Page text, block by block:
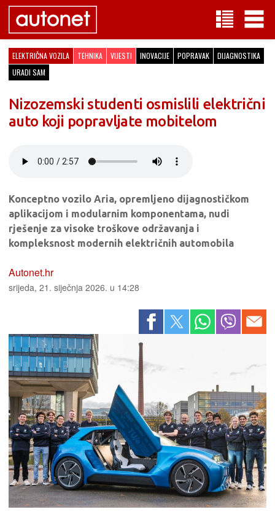
ELEKTRIČNA VOZILA TEHNIKA VIJESTI INOVACIJE POPRAVAK
DIJAGNOSTIKA
URADI SAM
Nizozemski studenti osmislili električni
auto koji popravljate mobitelom
Konceptno vozilo Aria, opremljeno dijagnostičkom
aplikacijom i modularnim komponentama, nudi
rješenje za visoke troškove održavanja i
kompleksnost modernih električnih automobila
Autonet.hr
srijeda, 21. siječnja 2026. u 14:28